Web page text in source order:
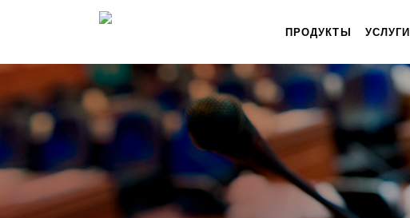
ПРОДУКТЫ УСЛУГИ